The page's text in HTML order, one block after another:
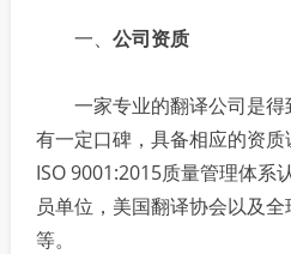
一、公司资质
一家专业的翻译公司是得
有一定口碑，具备相应的资
ISO 9001:2015质量管理体系
员单位，美国翻译协会以及
等。